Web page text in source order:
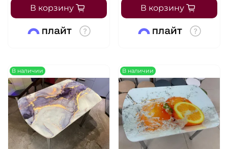
В корзину В корзину
В наличии В наличии